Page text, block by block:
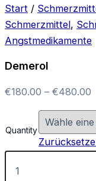
Start /
Schmerzmittel,
Angstmedikamente
Demerol
€180.00 – €480.00
Quantity
Demerol
Menge